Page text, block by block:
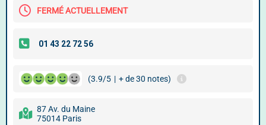
FERMÉ ACTUELLEMENT
(3.9/5 | + de 30 notes)
87 Av. du Maine
75014 Paris